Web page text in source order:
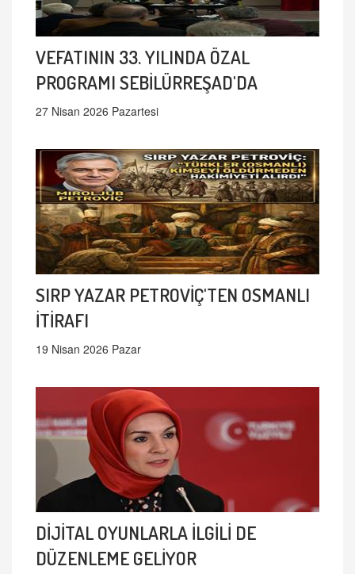
VEFATININ 33. YILINDA ÖZAL
PROGRAMI SEBİLÜRREŞAD'DA
27 Nisan 2026 Pazartesi
SIRP YAZAR PETROVİÇ'TEN OSMANLI
İTİRAFI
19 Nisan 2026 Pazar
DİJİTAL OYUNLARLA İLGİLİ DE
DÜZENLEME GELİYOR